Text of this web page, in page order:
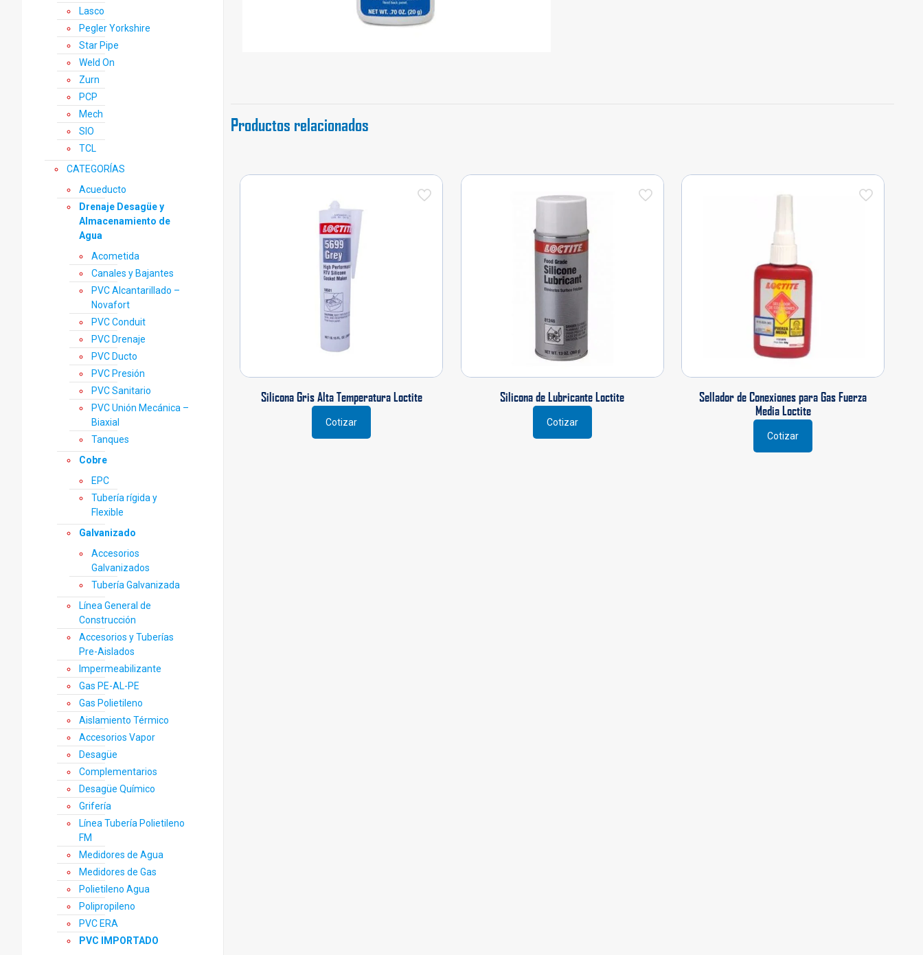
Productos relacionados
Silicona Gris Alta Temperatura Loctite
Cotizar
Silicona de Lubricante Loctite
Cotizar
Sellador de Conexiones para Gas Fuerza
Media Loctite
Cotizar
Lasco
Pegler Yorkshire
Star Pipe
Weld On
Zurn
PCP
Mech
SIO
TCL
CATEGORÍAS
Acueducto
Drenaje Desagüe y
Almacenamiento de
Agua
Acometida
Canales y Bajantes
PVC Alcantarillado –
Novafort
PVC Conduit
PVC Drenaje
PVC Ducto
PVC Presión
PVC Sanitario
PVC Unión Mecánica –
Biaxial
Tanques
Cobre
EPC
Tubería rígida y
Flexible
Galvanizado
Accesorios
Galvanizados
Tubería Galvanizada
Línea General de
Construcción
Accesorios y Tuberías
Pre-Aislados
Impermeabilizante
Gas PE-AL-PE
Gas Polietileno
Aislamiento Térmico
Accesorios Vapor
Desagüe
Complementarios
Desagüe Químico
Grifería
Línea Tubería Polietileno
FM
Medidores de Agua
Medidores de Gas
Polietileno Agua
Polipropileno
PVC ERA
PVC IMPORTADO